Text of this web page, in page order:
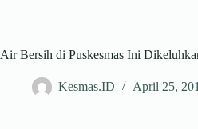
Air Bersih di Puskesmas Ini
Kesmas.ID April 25,